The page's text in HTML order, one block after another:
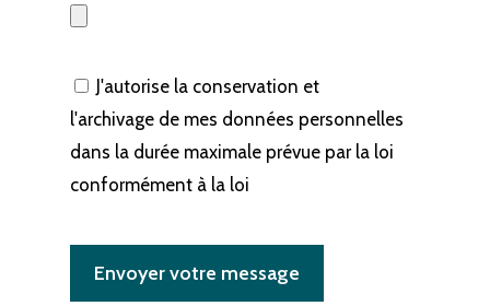
J'autorise la conservation et
l'archivage de mes données personnelles
dans la durée maximale prévue par la loi
conformément à la loi